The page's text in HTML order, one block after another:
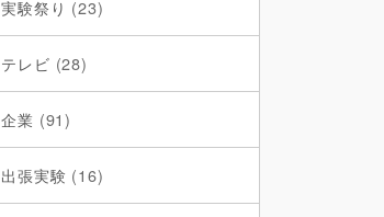
実験祭り (23)
テレビ (28)
企業 (91)
出張実験 (16)